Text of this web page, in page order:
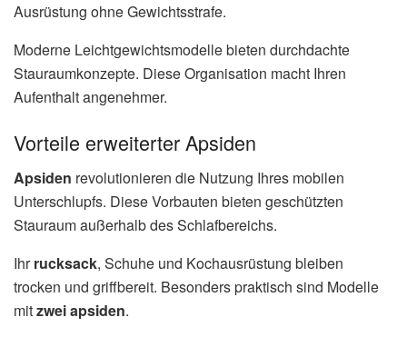
Ausrüstung ohne Gewichtsstrafe.
Moderne Leichtgewichtsmodelle bieten durchdachte
Stauraumkonzepte. Diese Organisation macht Ihren
Aufenthalt angenehmer.
Vorteile erweiterter Apsiden
Apsiden revolutionieren die Nutzung Ihres mobilen
Unterschlupfs. Diese Vorbauten bieten geschützten
Stauraum außerhalb des Schlafbereichs.
Ihrrucksack, Schuhe und Kochausrüstung bleiben
trocken und griffbereit. Besonders praktisch sind Modelle
mitzwei apsiden.